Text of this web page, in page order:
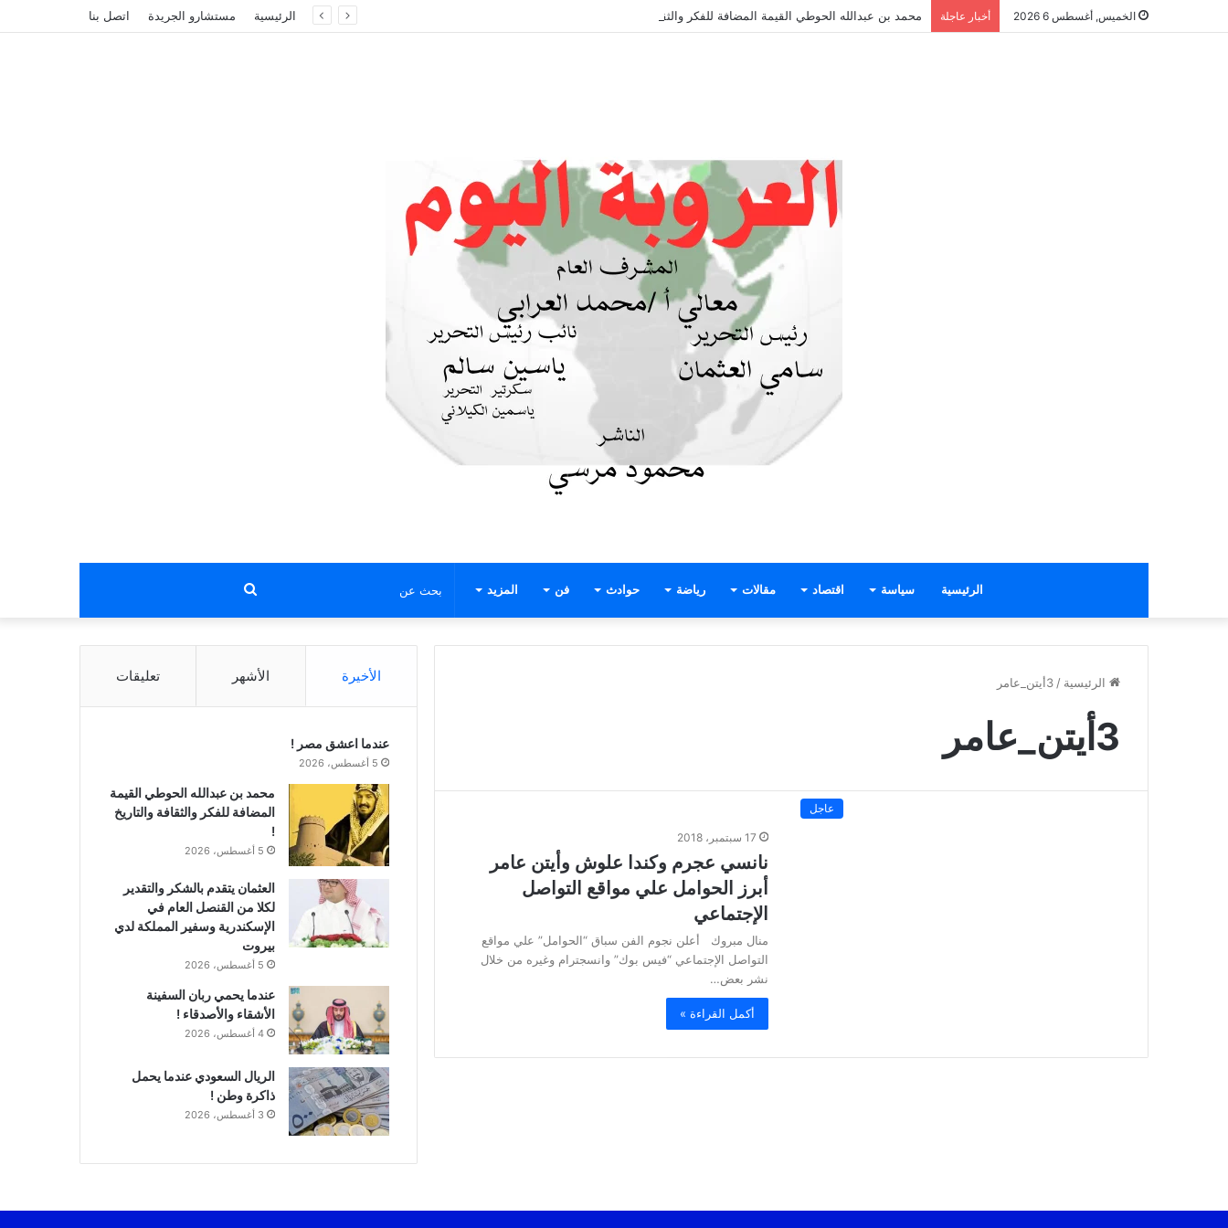
الخميس, أغسطس 6 2026 أخبار عاجلة محمد بن عبدالله الحوطي القيمة المضافة للفكر والثقافة والتاريخ ! الرئيسية مستشارو الجريدة اتصل بنا
الرئيسية سياسة اقتصاد مقالات رياضة حوادث فن المزيد بحث
عن
الرئيسية / 3أيتن_عامر
3أيتن_عامر
عاجل
17 سبتمبر، 2018
نانسي عجرم وكندا علوش وأيتن عامر
أبرز الحوامل علي مواقع التواصل
الإجتماعي
منال مبروك أعلن نجوم الفن سباق “الحوامل” علي مواقع
التواصل الإجتماعي “فيس بوك” وانسجترام وغيره من خلال
نشر بعض…
أكمل القراءة »
الأخيرة الأشهر تعليقات
عندما اعشق مصر !
5 أغسطس، 2026
محمد بن عبدالله الحوطي القيمة
المضافة للفكر والثقافة والتاريخ
!
5 أغسطس، 2026
العثمان يتقدم بالشكر والتقدير
لكلا من القنصل العام في
الإسكندرية وسفير المملكة لدي
بيروت
5 أغسطس، 2026
عندما يحمي ربان السفينة
الأشقاء والأصدقاء !
4 أغسطس، 2026
الريال السعودي عندما يحمل
ذاكرة وطن !
3 أغسطس، 2026